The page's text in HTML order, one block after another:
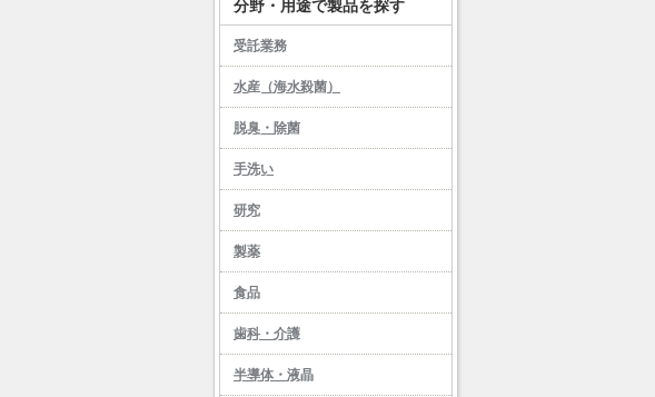
分野・用途で製品を探す
受託業務
水産（海水殺菌）
脱臭・除菌
手洗い
研究
製薬
食品
歯科・介護
半導体・液晶